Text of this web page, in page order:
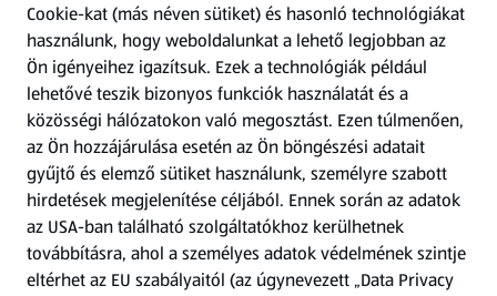
Kérdőív
Fizetési lehetőségek
ALDI utalványok
Árcsökkentés
Adattörlő alkalmazás
Cookie-kat (más néven sütiket) és hasonló technológiákat
használunk, hogy weboldalunkat a lehető legjobban az
Ön igényeihez igazítsuk. Ezek a technológiák például
lehetővé teszik bizonyos funkciók használatát és a
közösségi hálózatokon való megosztást. Ezen túlmenően,
az Ön hozzájárulása esetén az Ön böngészési adatait
gyűjtő és elemző sütiket használunk, személyre szabott
hirdetések megjelenítése céljából. Ennek során az adatok
az USA-ban található szolgáltatókhoz kerülhetnek
továbbításra, ahol a személyes adatok védelmének szintje
eltérhet az EU szabályaitól (az úgynevezett „Data Privacy